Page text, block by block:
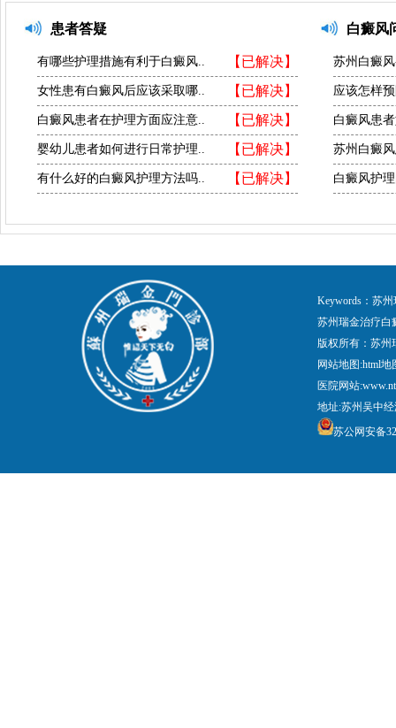
患者答疑
【已解决】
有哪些护理措施有利于白癜风..
【已解决】
女性患有白癜风后应该采取哪..
【已解决】
白癜风患者在护理方面应注意..
【已解决】
婴幼儿患者如何进行日常护理..
【已解决】
有什么好的白癜风护理方法吗..
白癜风
苏州白癜
应该怎样
白癜风患
苏州白癜
白癜风护
Keywords：苏
苏州瑞金治疗白
版权所有：苏
网站地图:html地
医院网站
地址:苏州吴中
苏公网安备